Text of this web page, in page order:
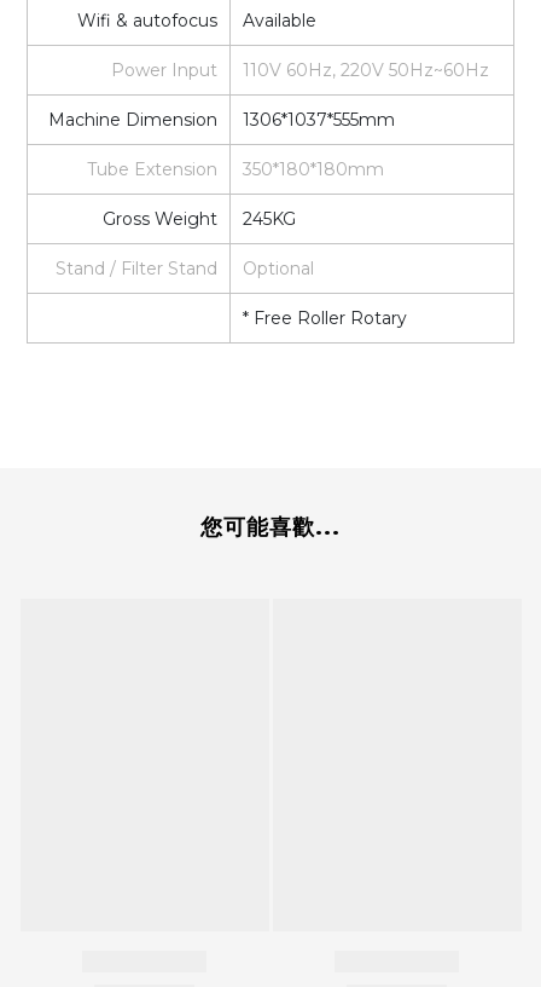
Wifi & autofocus Available
Power Input 110V 60Hz, 220V 50Hz~60Hz
Machine Dimension 1306*1037*555mm
Tube Extension 350*180*180mm
Gross Weight 245KG
Stand / Filter Stand Optional
* Free Roller Rotary
您可能喜歡...